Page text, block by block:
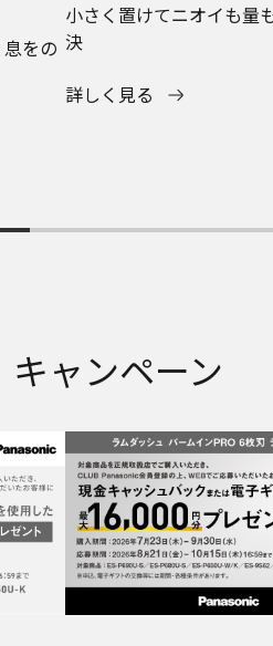
をの
小さく置けてニオイも量
決
詳しく見る
キャンペーン